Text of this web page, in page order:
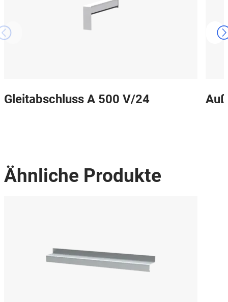
Gleitabschluss A 500 V/24
Ähnliche Produkte